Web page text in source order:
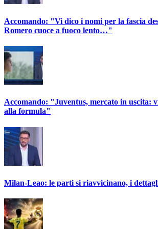
Accomando: "Vi dico i nomi per la fascia
Romero cuoce a fuoco lento…"
Accomando: "Juventus, mercato in uscita:
alla formula"
Milan-Leao: le parti si riavvicinano, i